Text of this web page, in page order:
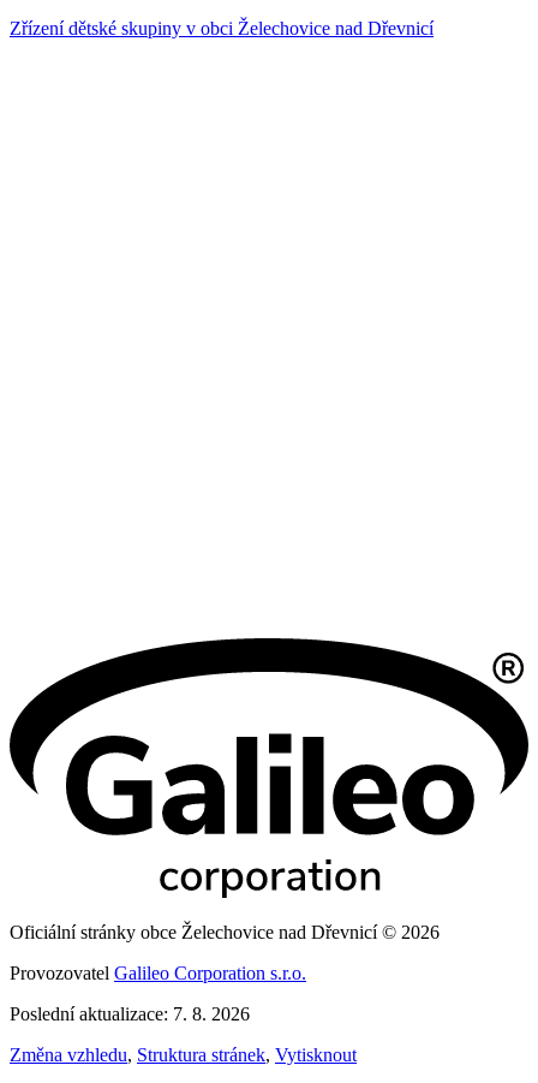
Zřízení dětské skupiny v obci Želechovice nad Dřevnicí
Oficiální stránky obce Želechovice nad Dřevnicí © 2026
Provozovatel Galileo Corporation s.r.o.
Poslední aktualizace: 7. 8. 2026
Změna vzhledu, Struktura stránek, Vytisknout